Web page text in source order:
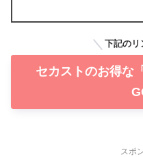
下記のリ
セカストのお得な
スポ